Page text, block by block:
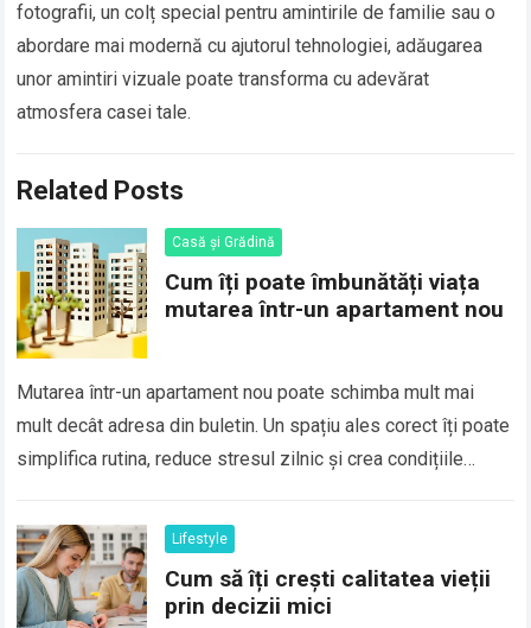
fotografii, un colț special pentru amintirile de familie sau o
abordare mai modernă cu ajutorul tehnologiei, adăugarea
unor amintiri vizuale poate transforma cu adevărat
atmosfera casei tale.
Related Posts
Casă și Grădină
Cum îți poate îmbunătăți viața
mutarea într-un apartament nou
Mutarea într-un apartament nou poate schimba mult mai
mult decât adresa din buletin. Un spațiu ales corect îți poate
simplifica rutina, reduce stresul zilnic și crea condițiile
Lifestyle
Cum să îți crești calitatea vieții
prin decizii mici